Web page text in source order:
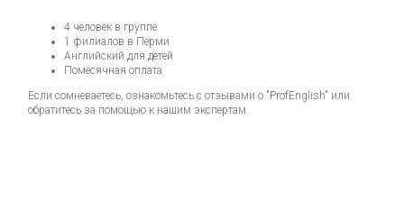
4 человек в группе
1 филиалов в Перми
Английский для детей
Помесячная оплата
Если сомневаетесь, ознакомьтесь с отзывами о "ProfEnglish" или
обратитесь за помощью к нашим экспертам.